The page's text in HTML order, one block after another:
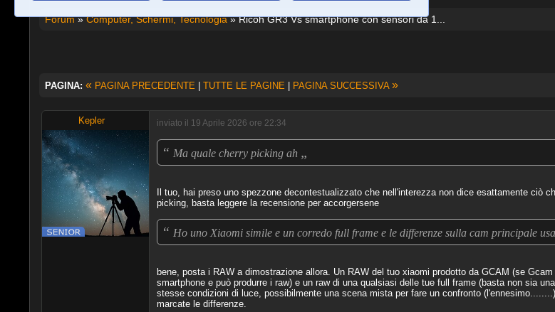
Forum»Computer, Schermi, Tecnologia» Ricoh GR3 Vs smartphone con sensori da 1...
PAGINA: « PAGINA PRECEDENTE | TUTTE LE PAGINE | PAGINA SUCCESSIVA »
Kepler inviato il 19 Aprile 2026 ore 22:34
“ Ma quale cherry picking ah „
Il tuo, hai preso uno spezzone decontestualizzato che nell'interezza non dice esattamente ciò
picking, basta leggere la recensione per accorgersene
“ Ho uno Xiaomi simile e un corredo full frame e le differenze sulla cam principale
bene, posta i RAW a dimostrazione allora. Un RAW del tuo xiaomi prodotto da GCAM (se
smartphone e può produrre i raw) e un raw di una qualsiasi delle tue full frame (basta non sia
stesse condizioni di luce, possibilmente una scena mista per fare un confronto
marcate le differenze.